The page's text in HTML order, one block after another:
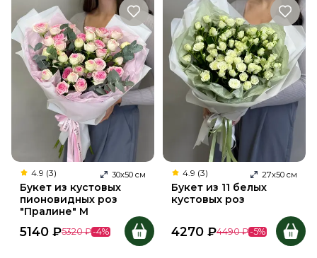
4.9 (3) 30х50 см
Букет из кустовых
пионовидных роз
"Пралине" M
5140 ₽5320 ₽-4%
4.9 (3) 27х50 см
Букет из 11 белых
кустовых роз
4270 ₽4490 ₽-5%